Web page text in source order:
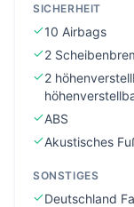
SICHERHEIT
10 Airbags
2
2
ABS
Akustisches
SONSTIGES
Deutschland